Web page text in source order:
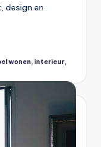
design en
wonen interieur,